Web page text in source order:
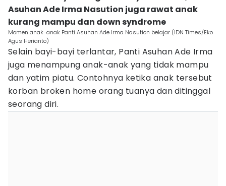
Asuhan Ade Irma Nasution juga rawat anak
kurang mampu dan down syndrome
Momen anak-anak Panti Asuhan Ade Irma Nasution belajar (IDN Times/Eko
Agus Herianto)
Selain bayi-bayi terlantar, Panti Asuhan Ade Irma
juga menampung anak-anak yang tidak mampu
dan yatim piatu. Contohnya ketika anak tersebut
korban broken home orang tuanya dan ditinggal
seorang diri.